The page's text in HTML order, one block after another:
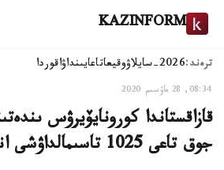
KAZINFORM
ترەند:2026-سايلاۋ وقيعاتاعايىنداۋاقوردا
08:34, 28 ماۋسىم 2020
قازاقستاندا كورونايۆيرۋس
جوق تاعى 1025 تاسىمالداۋشى انىقتالدى